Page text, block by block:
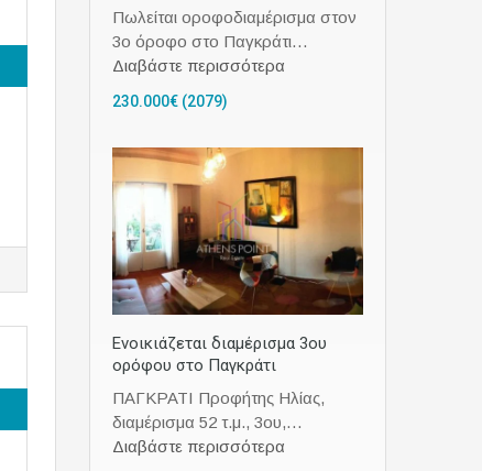
Πωλείται οροφοδιαμέρισμα στον
3ο όροφο στο Παγκράτι…
Διαβάστε περισσότερα
230.000€ (2079)
Ενοικιάζεται διαμέρισμα 3ου
ορόφου στο Παγκράτι
ΠΑΓΚΡΑΤΙ Προφήτης Ηλίας,
διαμέρισμα 52 τ.μ., 3ου,…
Διαβάστε περισσότερα